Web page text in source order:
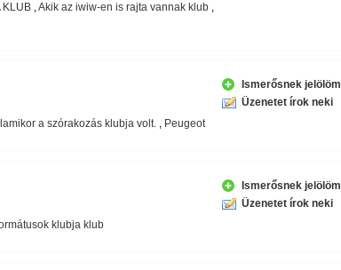
KLUB,Akik az iwiw-en is rajta vannak klub,
a szórakozás klubja volt., Peugeot
Ismerősnek jelölöm
Üzenetet írok neki
klubja klub
Ismerősnek jelölöm
Üzenetet írok neki